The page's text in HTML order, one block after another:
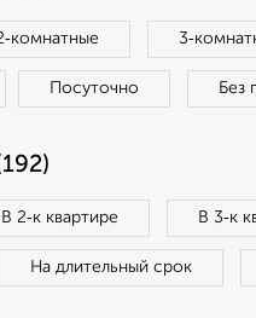
Посуточно Без
В 2‑к квартире В 3‑к
На длительный срок